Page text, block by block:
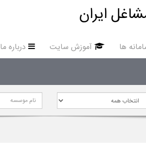
ایران
ها آموزش سایت درباره ما